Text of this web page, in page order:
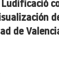
de de